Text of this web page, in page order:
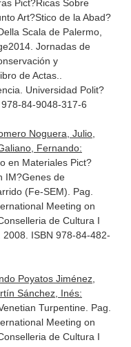
Pict?Ricas Sobre
Art?Stico de la Abad?
Scala de Palermo,
Jornadas de
y
de Actas.
Universidad Polit?
84-9048-317-6
Noguera, Julio,
Fernando:
en Materiales Pict?
IM?Genes de
(Fe-SEM). Pag.
Meeting on
de Cultura I
ISBN 978-84-482-
Poyatos Jiménez,
Sánchez, Inés:
Turpentine. Pag.
Meeting on
de Cultura I